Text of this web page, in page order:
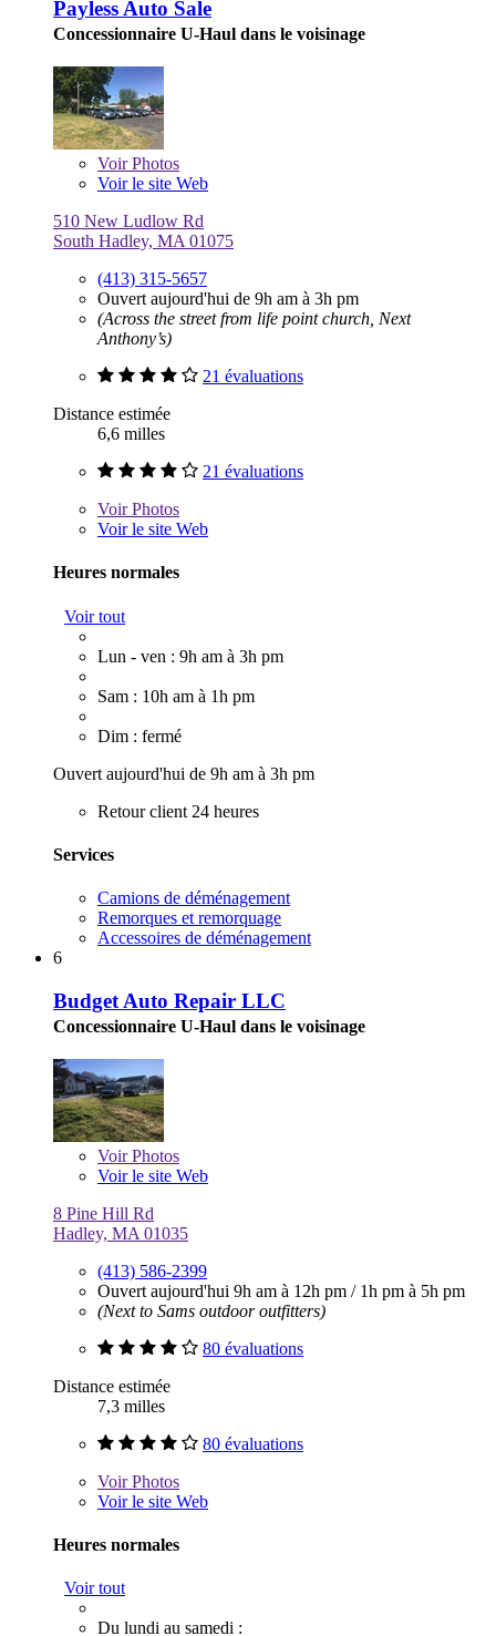
Payless Auto Sale
Concessionnaire U-Haul dans le voisinage
VoirPhotos
Voir le site Web
510 New Ludlow Rd
South Hadley, MA 01075
(413) 315-5657
Ouvert aujourd'hui de 9h am à 3h pm
(Across the street from life point church, Next
Anthony’s)
21 évaluations
Distance estimée
6,6 milles
21 évaluations
VoirPhotos
Voir le site Web
Heures normales
Voir tout
Lun - ven : 9h am à 3h pm
Sam : 10h am à 1h pm
Dim : fermé
Ouvert aujourd'hui de 9h am à 3h pm
Retour client 24 heures
Services
Camions de déménagement
Remorques et remorquage
Accessoires de déménagement
6
Budget Auto Repair LLC
Concessionnaire U-Haul dans le voisinage
VoirPhotos
Voir le site Web
8 Pine Hill Rd
Hadley, MA 01035
(413) 586-2399
Ouvert aujourd'hui 9h am à 12h pm / 1h pm à 5h pm
(Next to Sams outdoor outfitters)
80 évaluations
Distance estimée
7,3 milles
80 évaluations
VoirPhotos
Voir le site Web
Heures normales
Voir tout
Du lundi au samedi :